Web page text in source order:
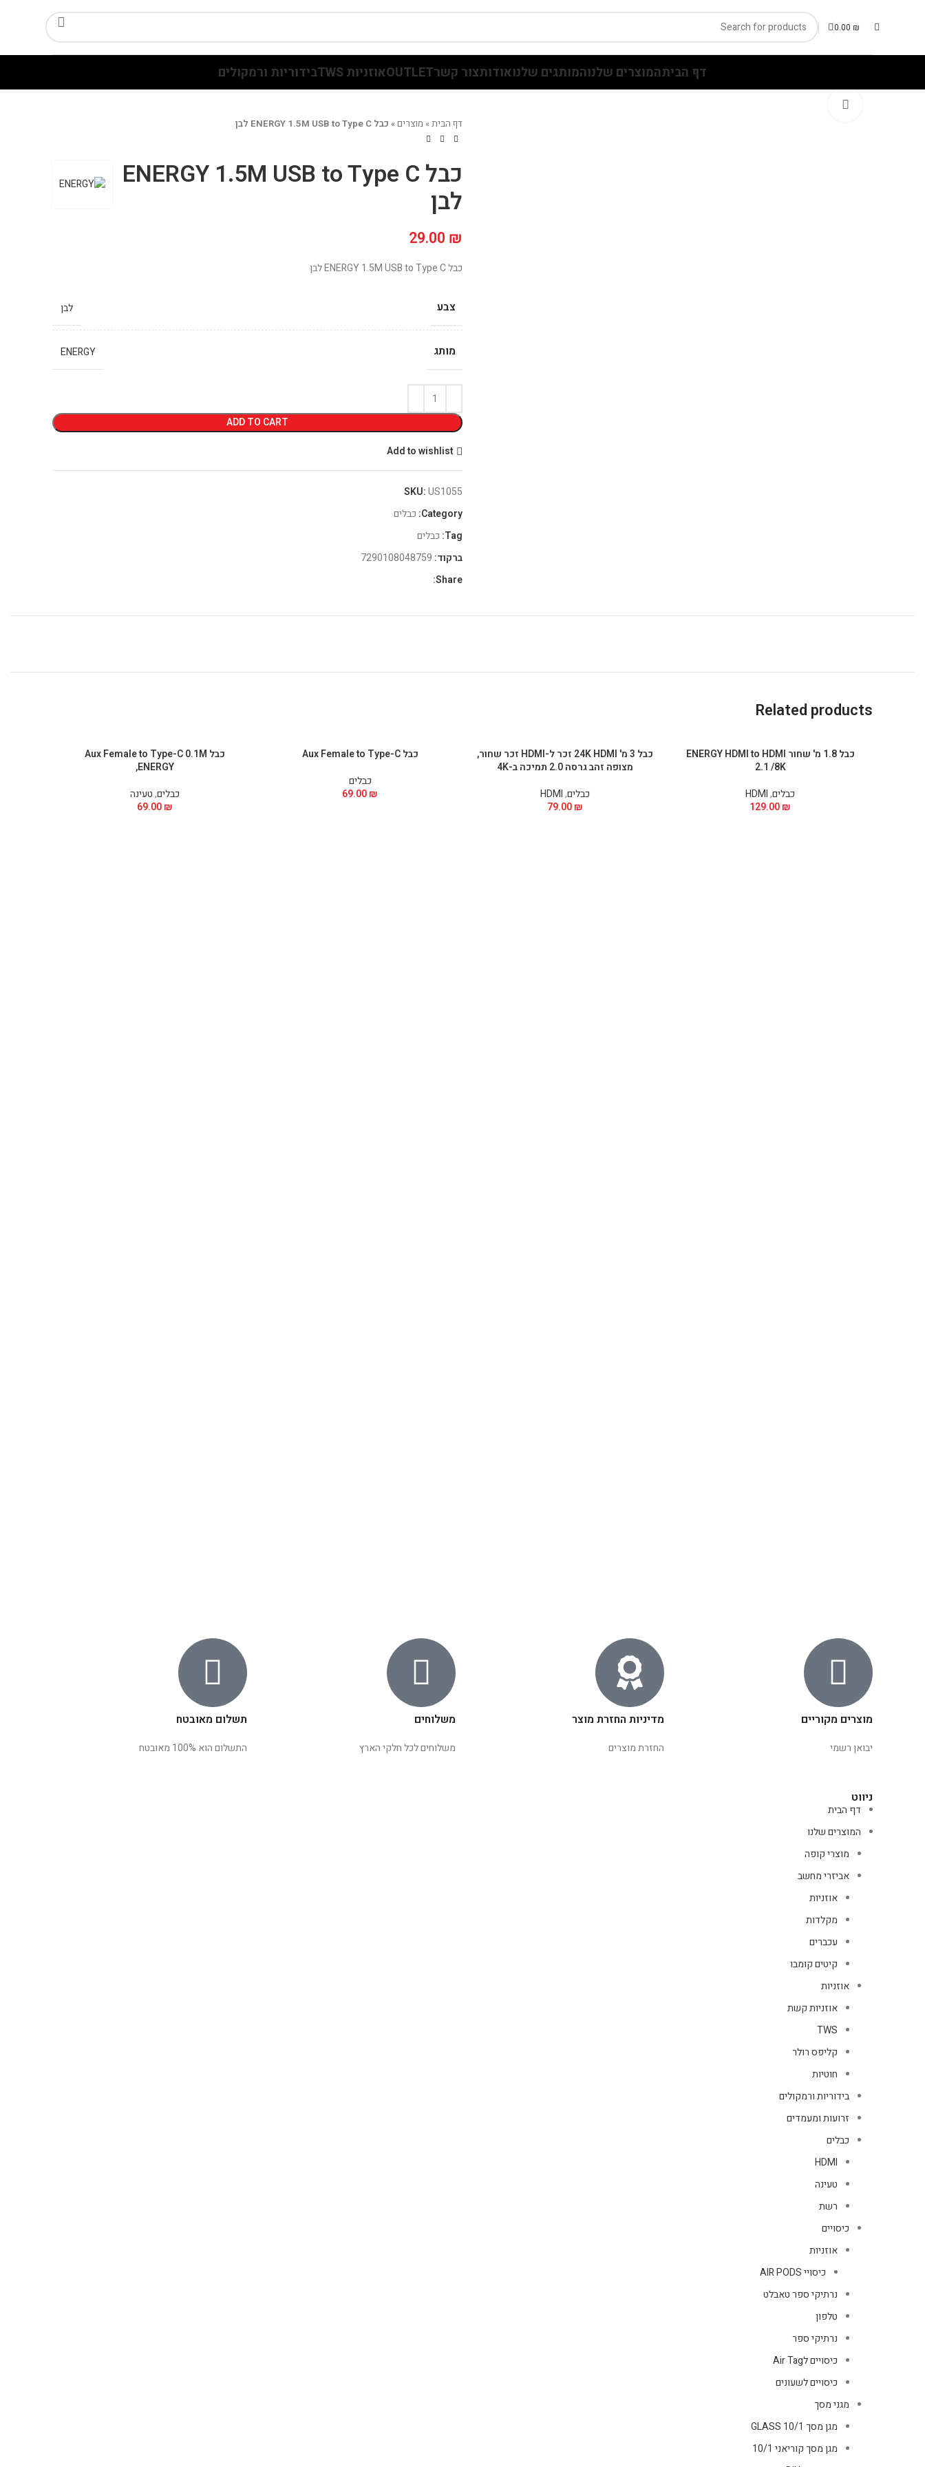
0.00 ₪
דף הביתהמוצרים שלנוהמותגים שלנואודותצור קשרOUTLETאוזניות TWS בידוריות ורמקולים
דף הבית» מוצרים» כבל ENERGY 1.5M USB to Type C לבן
כבל ENERGY 1.5M USB to Type C
לבן
29.00 ₪
כבל ENERGY 1.5M USB to Type C לבן
צבע לבן
מותג ENERGY
ADD TO CART
Add to wishlist
SKU:US1055
Category: כבלים
Tag: כבלים
ברקוד:
Share:
Related products
כבל 1.8 מ' שחור ENERGY HDMI to HDMI
2.1 /8K
כבלים,
HDMI
129.00₪
כבל 3 מ' 24K HDMI זכר ל-HDMI זכר שחור,
מצופה זהב גרסה 2.0 תמיכה ב-4K
כבלים,
HDMI
79.00₪
כבל Aux Female to Type-C
כבלים
69.00₪
כבל Aux Female to Type-C 0.1M
,ENERGY
כבלים,טעינה
69.00₪
מוצרים מקוריים
יבואן רשמי
מדיניות החזרת מוצר
החזרת מוצרים
משלוחים
משלוחים לכל חלקי הארץ
תשלום מאובטח
התשלום הוא 100% מאובטח
ניווט
דף הבית
המוצרים שלנו
מוצרי קופה
אביזרי מחשב
אוזניות
מקלדות
עכברים
קיטים קומבו
אוזניות
אוזניות קשת
TWS
קליפס רולר
חוטיות
בידוריות ורמקולים
זרועות ומעמדים
כבלים
HDMI
טעינה
רשת
כיסויים
אוזניות
כיסויי AIR PODS
נרתיקי ספר טאבלט
טלפון
נרתיקי ספר
כיסויים לAir Tag
כיסויים לשעונים
מגני מסך
מגן מסך GLASS 10/1
מגן מסך קוריאני 10/1